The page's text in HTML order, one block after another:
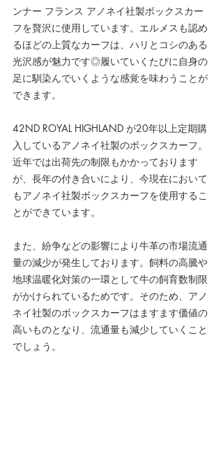
ンナー フランス アノネイ社製ボックスカー
フを贅沢に使用しています。エルメスも認め
るほどの上質なカーフは、ハリとコシのある
光沢感が魅力です◎履いていくたびに自身の
足に馴染んでいくような感覚を味わうことが
できます。
42ND ROYAL HIGHLAND が20年以上定期購
入しているアノネイ社製のボックスカーフ。
近年では出荷先の制限もかかっております
が、長年の付き合いにより、今現在において
もアノネイ社製ボックスカーフを使用するこ
とができています。
また、紛争などの影響により牛革の市場流通
量の減少が発生しております。飼料の高騰や
地球温暖化対策の一環として牛の飼育数制限
がかけられているためです。そのため、アノ
ネイ社製のボックスカーフはますます価値の
高いものとなり、流通量も減少していくこと
でしょう。